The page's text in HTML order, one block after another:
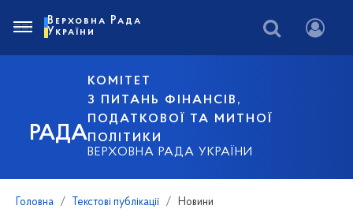
РАДА
КОМІТЕТ
З ПИТАНЬ ФІНАНСІВ,
ПОДАТКОВОЇ ТА МИТНОЇ
ПОЛІТИКИ
ВЕРХОВНА РАДА УКРАЇНИ
Верховна Рада
України
Головна Текстові публікації Новини